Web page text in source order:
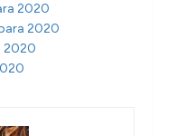
2020
2020
2020